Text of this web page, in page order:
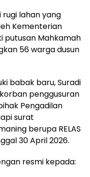
lahan yang
Kementerian
putusan Mahkamah
56 warga dusun
babak baru, Suradi
penggusuran
Pengadilan
surat
berupa RELAS
30 April 2026.
resmi kepada: